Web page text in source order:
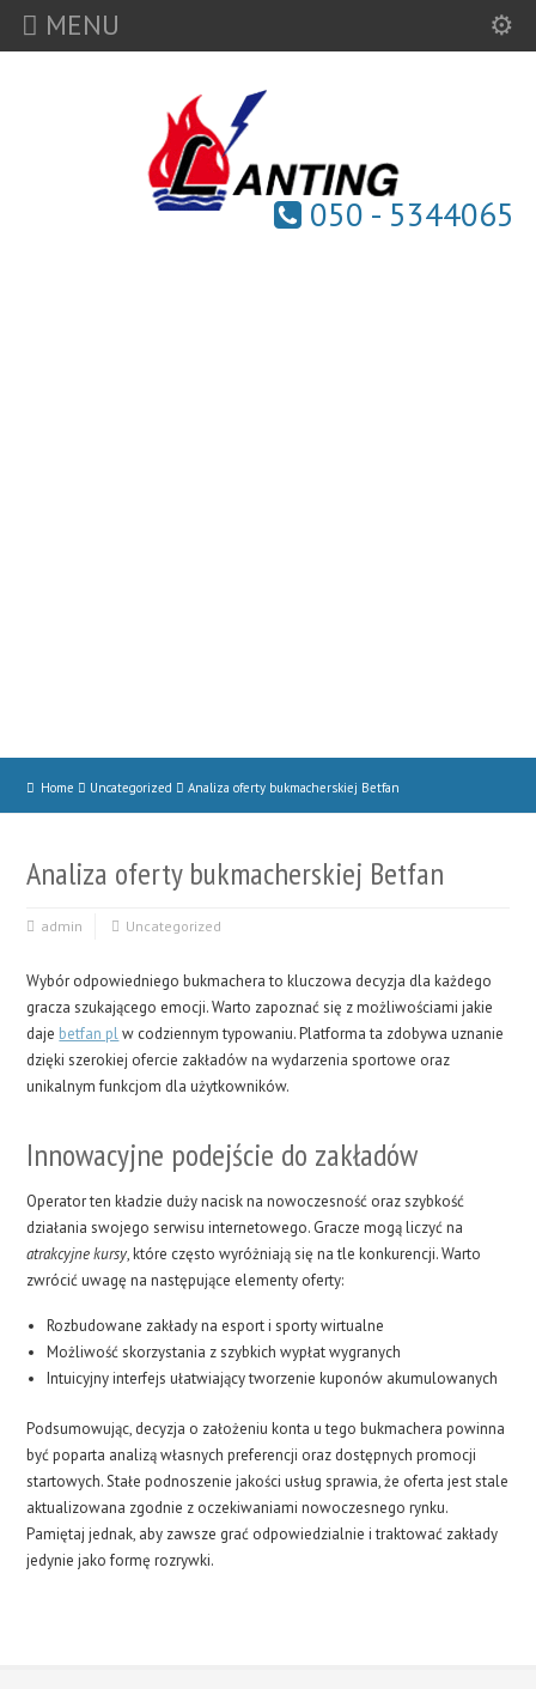
MENU
050 - 5344065
Home Uncategorized Analiza oferty bukmacherskiej Betfan
Analiza oferty bukmacherskiej Betfan
admin Uncategorized
Wybór odpowiedniego bukmachera to kluczowa decyzja dla każdego
gracza szukającego emocji. Warto zapoznać się z możliwościami jakie
daje betfan plw codziennym typowaniu. Platforma ta zdobywa uznanie
dzięki szerokiej ofercie zakładów na wydarzenia sportowe oraz
unikalnym funkcjom dla użytkowników.
Innowacyjne podejście do zakładów
Operator ten kładzie duży nacisk na nowoczesność oraz szybkość
działania swojego serwisu internetowego. Gracze mogą liczyć na
atrakcyjne kursy, które często wyróżniają się na tle konkurencji. Warto
zwrócić uwagę na następujące elementy oferty:
Rozbudowane zakłady na esport i sporty wirtualne
Możliwość skorzystania z szybkich wypłat wygranych
Intuicyjny interfejs ułatwiający tworzenie kuponów akumulowanych
Podsumowując, decyzja o założeniu konta u tego bukmachera powinna
być poparta analizą własnych preferencji oraz dostępnych promocji
startowych. Stałe podnoszenie jakości usług sprawia, że oferta jest stale
aktualizowana zgodnie z oczekiwaniami nowoczesnego rynku.
Pamiętaj jednak, aby zawsze grać odpowiedzialnie i traktować zakłady
jedynie jako formę rozrywki.